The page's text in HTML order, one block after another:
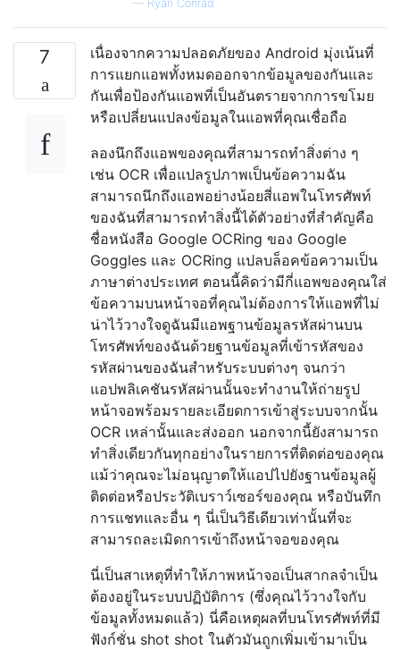
— Ryan Conrad
7
เนื่องจากความปลอดภัยของ Android มุ่งเน้นที่
การแยกแอพทั้งหมดออกจากข้อมูลของกันและ
กันเพื่อป้องกันแอพที่เป็นอันตรายจากการขโมย
หรือเปลี่ยนแปลงข้อมูลในแอพที่คุณเชื่อถือ
ลองนึกถึงแอพของคุณที่สามารถทำสิ่งต่าง ๆ
เช่น OCR เพื่อแปลรูปภาพเป็นข้อความฉัน
สามารถนึกถึงแอพอย่างน้อยสี่แอพในโทรศัพท์
ของฉันที่สามารถทำสิ่งนี้ได้ตัวอย่างที่สำคัญคือ
ชื่อหนังสือ Google OCRing ของ Google
Goggles และ OCRing แปลบล็อคข้อความเป็น
ภาษาต่างประเทศ ตอนนี้คิดว่ามีกี่แอพของคุณใส่
ข้อความบนหน้าจอที่คุณไม่ต้องการให้แอพที่ไม่
น่าไว้วางใจดูฉันมีแอพฐานข้อมูลรหัสผ่านบน
โทรศัพท์ของฉันด้วยฐานข้อมูลที่เข้ารหัสของ
รหัสผ่านของฉันสำหรับระบบต่างๆ จนกว่า
แอปพลิเคชันรหัสผ่านนั้นจะทำงานให้ถ่ายรูป
หน้าจอพร้อมรายละเอียดการเข้าสู่ระบบจากนั้น
OCR เหล่านั้นและส่งออก นอกจากนี้ยังสามารถ
ทำสิ่งเดียวกันทุกอย่างในรายการที่ติดต่อของคุณ
แม้ว่าคุณจะไม่อนุญาตให้แอปไปยังฐานข้อมูลผู้
ติดต่อหรือประวัติเบราว์เซอร์ของคุณ หรือบันทึก
การแชทและอื่น ๆ นี่เป็นวิธีเดียวเท่านั้นที่จะ
สามารถละเมิดการเข้าถึงหน้าจอของคุณ
นี่เป็นสาเหตุที่ทำให้ภาพหน้าจอเป็นสากลจำเป็น
ต้องอยู่ในระบบปฏิบัติการ (ซึ่งคุณไว้วางใจกับ
ข้อมูลทั้งหมดแล้ว) นี่คือเหตุผลที่บนโทรศัพท์ที่มี
ฟังก์ชั่น shot shot ในตัวมันถูกเพิ่มเข้ามาเป็น